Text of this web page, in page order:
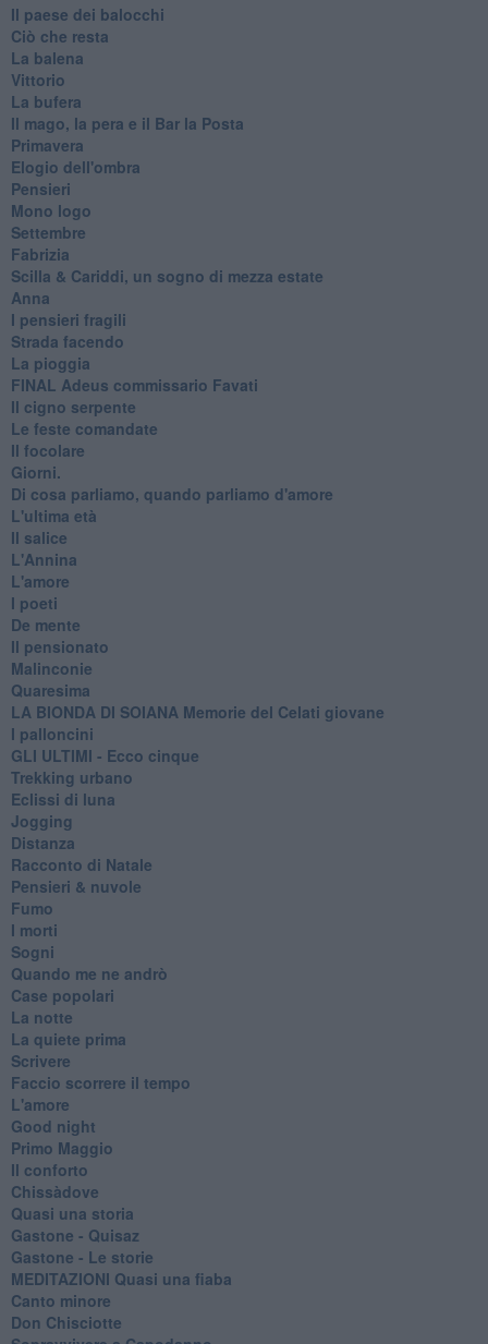
Il paese dei balocchi
Ciò che resta
La balena
Vittorio
La bufera
Il mago, la pera e il Bar la Posta
Primavera
Elogio dell'ombra
Pensieri
Mono logo
Settembre
Fabrizia
​Scilla & Cariddi, un sogno di mezza estate
Anna
I pensieri fragili
Strada facendo
La pioggia
FINAL Adeus commissario Favati
Il cigno serpente
Le feste comandate
Il focolare
Giorni.
Di cosa parliamo, quando parliamo d'amore
L'ultima età
Il salice
L'Annina
L'amore
I poeti
De mente
Il pensionato
Malinconie
Quaresima
LA BIONDA DI SOIANA Memorie del Celati giovane
I palloncini
GLI ULTIMI - Ecco cinque
Trekking urbano
Eclissi di luna
Jogging
Distanza
Racconto di Natale
Pensieri & nuvole
Fumo
I morti
Sogni
Quando me ne andrò
Case popolari
La notte
La quiete prima
Scrivere
Faccio scorrere il tempo
L'amore
Good night
Primo Maggio
Il conforto
Chissàdove
Quasi una storia
Gastone - Quisaz
Gastone - Le storie
MEDITAZIONI Quasi una fiaba
Canto minore
Don Chisciotte